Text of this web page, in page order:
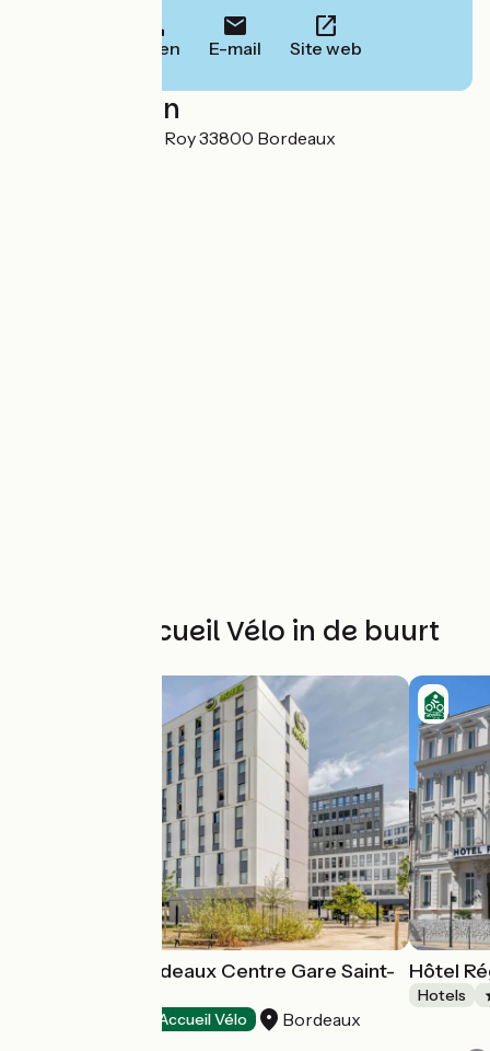
Bellen E-mail Site web
Localisation
69 Rue Eugène Le Roy 33800 Bordeaux
Andere Accueil Vélo in de buurt
Hôtel B & B Bordeaux Centre Gare Saint-
Accueil Vélo Bordeaux
Hôtel
Hotels